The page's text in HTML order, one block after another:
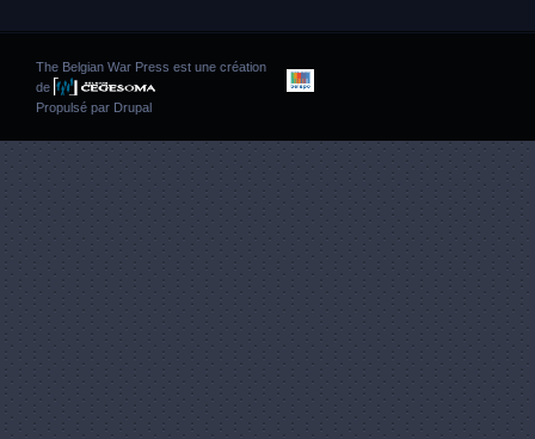
The Belgian War Press est une création
de
Propulsé par Drupal